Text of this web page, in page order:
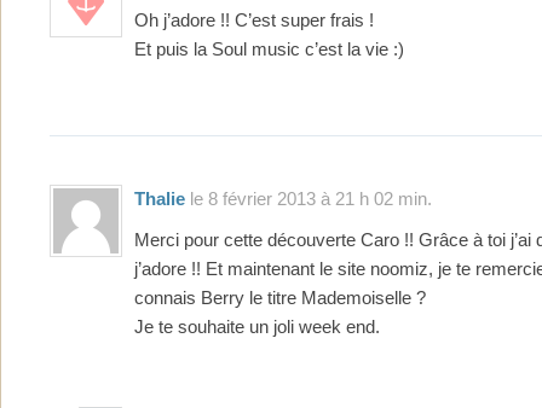
Oh j’adore !! C’est super frais !
Et puis la Soul music c’est la vie :)
Thalie le 8 février 2013 à 21 h 02 min.
Merci pour cette découverte Caro !! Grâce à toi j’ai
j’adore !! Et maintenant le site noomiz, je te
connais Berry le titre Mademoiselle ?
Je te souhaite un joli week end.